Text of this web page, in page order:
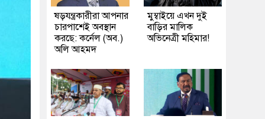
ষড়যন্ত্রকারীরা আপনার
চারপাশেই অবস্থান
করছে: কর্নেল (অব.)
অলি আহমদ
মুম্বাইয়ে এখন দুই
বাড়ির মালিক
অভিনেত্রী মহিমার!